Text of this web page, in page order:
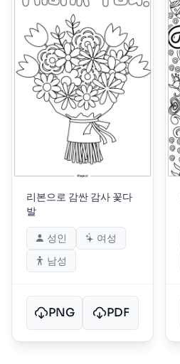
리본으로 감싼 감사 꽃다
발
성인
여성
남성
PNG PDF